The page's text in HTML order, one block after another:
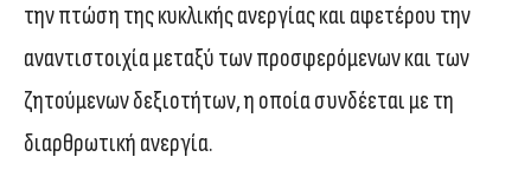
την πτώση της κυκλικής ανεργίας και αφετέρου την
αναντιστοιχία μεταξύ των προσφερόμενων και των
ζητούμενων δεξιοτήτων, η οποία συνδέεται με τη
διαρθρωτική ανεργία.